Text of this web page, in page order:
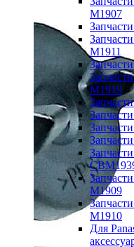
M1907
M1911
M1919
M1909
M1910
Для